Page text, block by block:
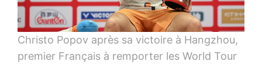
Christo Popov après sa victoire à Hangzhou,
premier Français à remporter les World Tour